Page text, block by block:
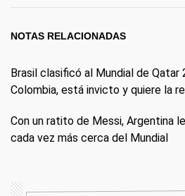
NOTAS RELACIONADAS
Brasil clasificó al Mundial de Qatar
Colombia, está invicto y quiere la
Con un ratito de Messi, Argentina
cada vez más cerca del Mundial